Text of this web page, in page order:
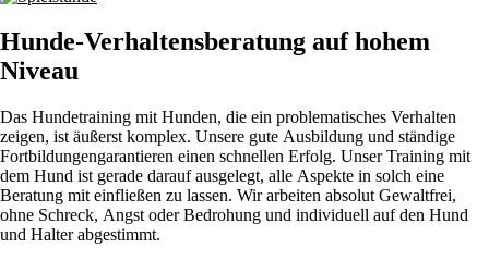
Hunde-Verhaltensberatung auf hohem
Niveau
Das Hundetraining mit Hunden, die ein problematisches Verhalten
zeigen, ist äußerst komplex. Unsere gute Ausbildung und ständige
Fortbildungengarantieren einen schnellen Erfolg. Unser Training mit
dem Hund ist gerade darauf ausgelegt, alle Aspekte in solch eine
Beratung mit einfließen zu lassen. Wir arbeiten absolut Gewaltfrei,
ohne Schreck, Angst oder Bedrohung und individuell auf den Hund
und Halter abgestimmt.